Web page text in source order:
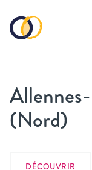
(Nord)
DÉCOUVRIR